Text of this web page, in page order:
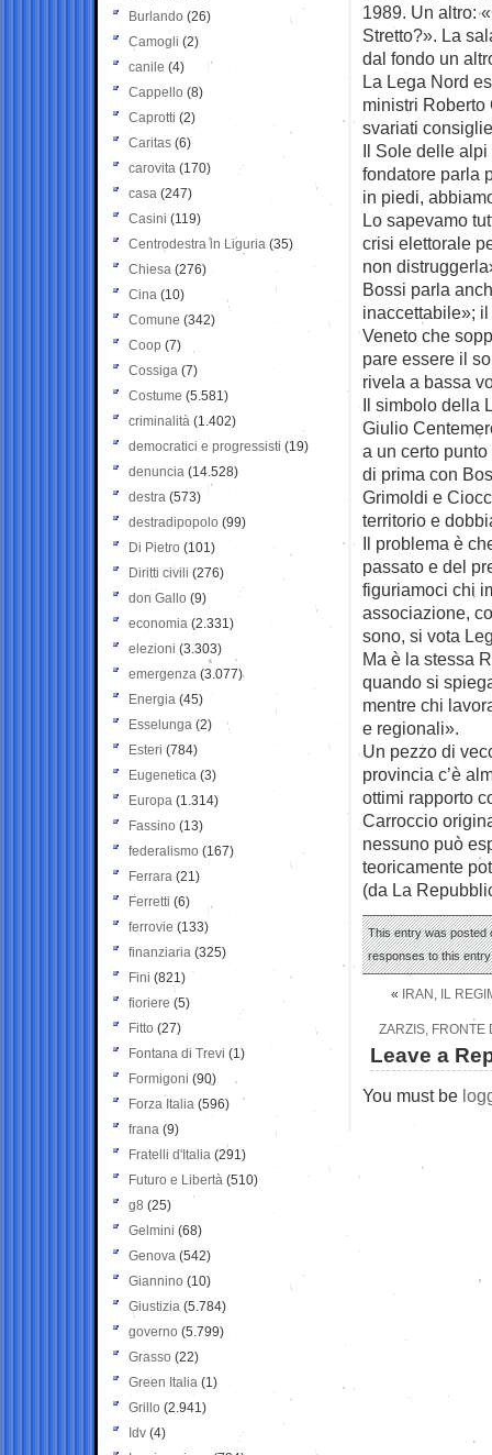
1989. Un altro:
Stretto?». La
dal fondo un
La Lega Nord
ministri
svariati
Il Sole delle
fondatore parla
in piedi,
Lo sapevamo
crisi elettorale
non
Bossi parla
inaccettabile»;
Veneto che
pare essere il
rivela a bassa
Il simbolo della
Giulio
a un certo
di prima con
Grimoldi e
territorio e
Il problema è
passato e del
figuriamoci chi
associazione,
sono, si vota
Ma è la stessa
quando si
mentre chi
e regionali».
Un pezzo di
provincia c’è
ottimi rapporto
Carroccio
nessuno può
teoricamente
(da La
This entry was posted
responses to this
« IRAN, IL
ZARZIS, FRONTE
Leave a
You must be
Burlando (26)
Camogli (2)
canile (4)
Cappello (8)
Caprotti (2)
Caritas (6)
carovita (170)
casa (247)
Casini (119)
Centrodestra in Liguria (35)
Chiesa (276)
Cina (10)
Comune (342)
Coop (7)
Cossiga (7)
Costume (5.581)
criminalità (1.402)
democratici e progressisti (19)
denuncia (14.528)
destra (573)
destradipopolo (99)
Di Pietro (101)
Diritti civili (276)
don Gallo (9)
economia (2.331)
elezioni (3.303)
emergenza (3.077)
Energia (45)
Esselunga (2)
Esteri (784)
Eugenetica (3)
Europa (1.314)
Fassino (13)
federalismo (167)
Ferrara (21)
Ferretti (6)
ferrovie (133)
finanziaria (325)
Fini (821)
fioriere (5)
Fitto (27)
Fontana di Trevi (1)
Formigoni (90)
Forza Italia (596)
frana (9)
Fratelli d'Italia (291)
Futuro e Libertà (510)
g8 (25)
Gelmini (68)
Genova (542)
Giannino (10)
Giustizia (5.784)
governo (5.799)
Grasso (22)
Green Italia (1)
Grillo (2.941)
Idv (4)